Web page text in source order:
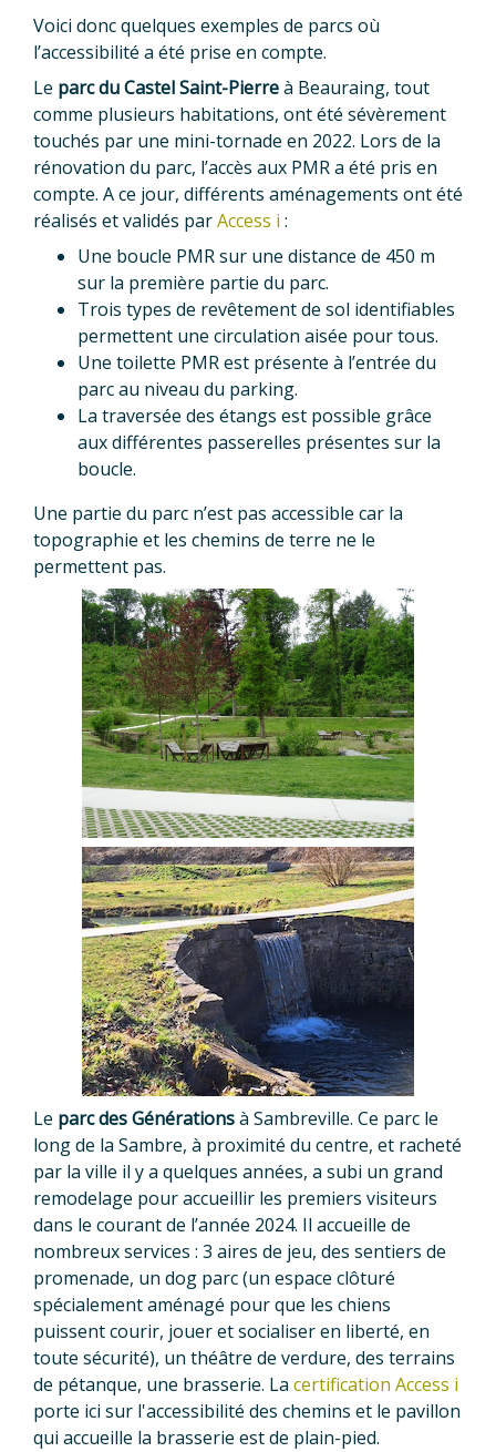
Voici donc quelques exemples de parcs où
l’accessibilité a été prise en compte.
Le parc du Castel Saint-Pierreà Beauraing, tout
comme plusieurs habitations, ont été sévèrement
touchés par une mini-tornade en 2022. Lors de la
rénovation du parc, l’accès aux PMR a été pris en
compte. A ce jour, différents aménagements ont été
réalisés et validés parAccess i :
Une boucle PMR sur une distance de 450 m
sur la première partie du parc.
Trois types de revêtement de sol identifiables
permettent une circulation aisée pour tous.
Une toilette PMR est présente à l’entrée du
parc au niveau du parking.
La traversée des étangs est possible grâce
aux différentes passerelles présentes sur la
boucle.
Une partie du parc n’est pas accessible car la
topographie et les chemins de terre ne le
permettent pas.
Le parc des Générationsà Sambreville. Ce parc le
long de la Sambre, à proximité du centre, et racheté
par la ville il y a quelques années, a subi un grand
remodelage pour accueillir les premiers visiteurs
dans le courant de l’année 2024. Il accueille de
nombreux services : 3 aires de jeu, des sentiers de
promenade, un dog parc (un espace clôturé
spécialement aménagé pour que les chiens
puissent courir, jouer et socialiser en liberté, en
toute sécurité), un théâtre de verdure, des terrains
de pétanque, une brasserie. La certification Access i
porte ici sur l'accessibilité des chemins et le pavillon
qui accueille la brasserie est de plain-pied.